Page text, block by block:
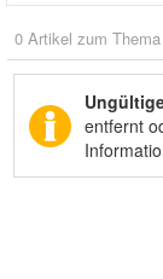
0 Artikel zum Thema
entfernt